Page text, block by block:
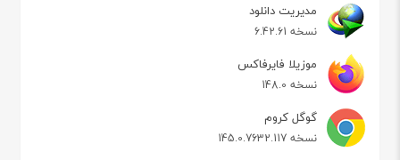
مدیریت دانلود
نسخه 6.42.61
موزیلا فایرفاکس
نسخه 148.0
گوگل کروم
نسخه 145.0.7632.117